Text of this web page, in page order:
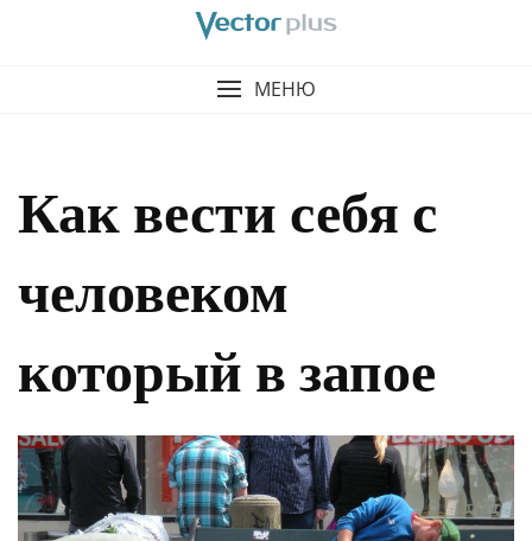
МЕНЮ
Как вести себя с
человеком
который в запое